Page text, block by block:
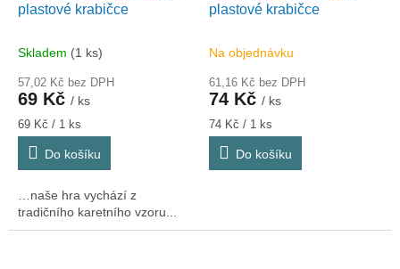
plastové krabičce
Skladem (1 ks)
57,02 Kč bez DPH
69 Kč / ks
Měrná
cena:
69 Kč / 1 ks
Do košíku
…naše hra vychází z
tradičního karetního vzoru...
plastové krabičce
Na objednávku
61,16 Kč bez DPH
74 Kč / ks
Měrná
cena:
74 Kč / 1 ks
Do košíku